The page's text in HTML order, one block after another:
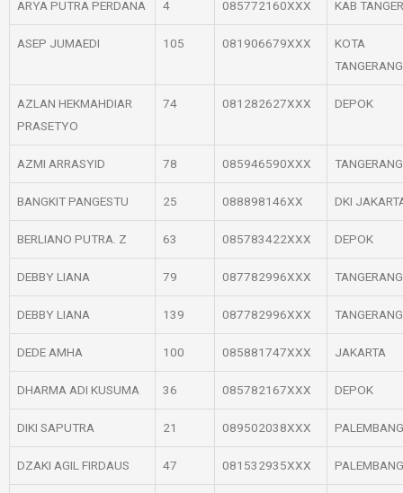
ARYA PUTRA PERDANA 4 085772160XXX KAB
ASEP JUMAEDI 105 081906679XXX
KOTA
TANGERANG
AZLAN HEKMAHDIAR
PRASETYO
74 081282627XXX DEPOK
AZMI ARRASYID 78 085946590XXX TANGERANG
BANGKIT PANGESTU 25 088898146XX DKI
BERLIANO PUTRA. Z 63 085783422XXX DEPOK
DEBBY LIANA 79 087782996XXX TANGERANG
DEBBY LIANA 139 087782996XXX TANGERANG
DEDE AMHA 100 085881747XXX JAKARTA
DHARMA ADI KUSUMA 36 085782167XXX DEPOK
DIKI SAPUTRA 21 089502038XXX PALEMBANG
DZAKI AGIL FIRDAUS 47 081532935XXX PALEMBANG